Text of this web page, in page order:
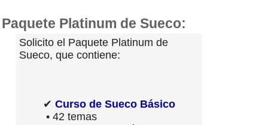
Paquete Platinum de Sueco:
Solicito el Paquete Platinum de
Sueco, que contiene:
✔ Curso de Sueco Básico
• 42 temas